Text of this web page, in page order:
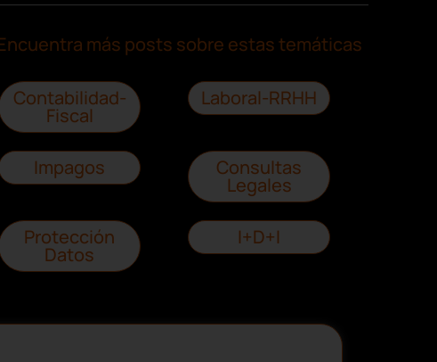
más posts sobre estas temáticas
Contabilidad-
Fiscal
Laboral-RRHH
Impagos Consultas
Legales
Protección
Datos
I+D+I